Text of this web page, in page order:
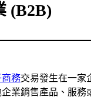
(B2B)
商務交易發生在一家
業銷售產品、服務